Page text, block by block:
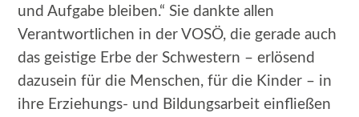
und Aufgabe bleiben.“ Sie dankte allen
Verantwortlichen in der VOSÖ, die gerade auch
das geistige Erbe der Schwestern – erlösend
dazusein für die Menschen, für die Kinder – in
ihre Erziehungs- und Bildungsarbeit einfließen